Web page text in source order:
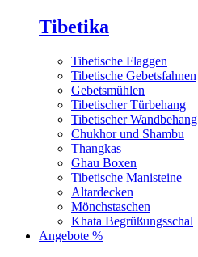
Tibetika
Tibetische Flaggen
Tibetische Gebetsfahnen
Gebetsmühlen
Tibetischer Türbehang
Tibetischer Wandbehang
Chukhor und Shambu
Thangkas
Ghau Boxen
Tibetische Manisteine
Altardecken
Mönchstaschen
Khata Begrüßungsschal
Angebote %